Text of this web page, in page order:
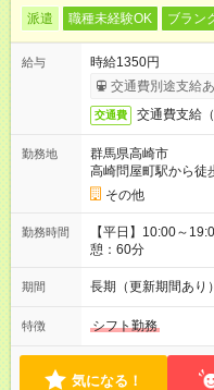
派遣 職種未経験OK ブラン
給与
時給1350円
交通費別途支給
交通費 交通費支給
勤務地
群馬県高崎市
高崎問屋町駅から徒
その他
勤務時間
【平日】10:00～
憩：60分
期間 長期（更新期間あり）
特徴 シフト勤務
気になる！